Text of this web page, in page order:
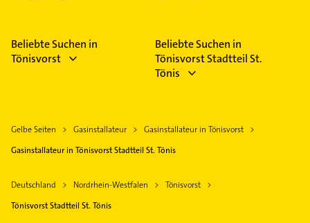
Beliebte Suchen in
Tönisvorst
Beliebte Suchen in
Tönisvorst Stadtteil St.
Tönis
Gelbe Seiten Gasinstallateur
Gasinstallateur in Tönisvorst
Gasinstallateur in Tönisvorst Stadtteil St. Tönis
Deutschland Nordrhein-Westfalen
Tönisvorst
Tönisvorst Stadtteil St. Tönis